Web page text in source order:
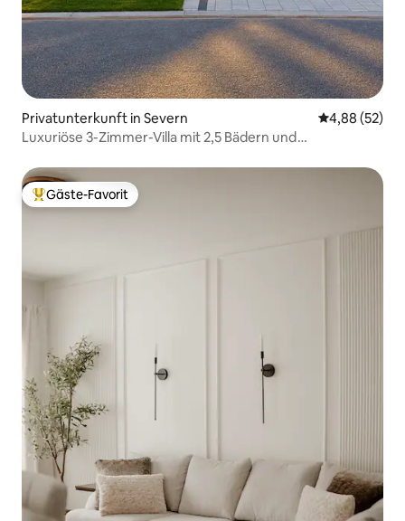
Privatunterkunft in Severn
4,88 (52)
Luxuriöse 3-Zimmer-Villa mit 2,5 Bädern und
Beliebter Gäste-Favorit.
Gäste-Favorit